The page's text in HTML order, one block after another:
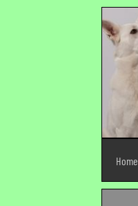
Home